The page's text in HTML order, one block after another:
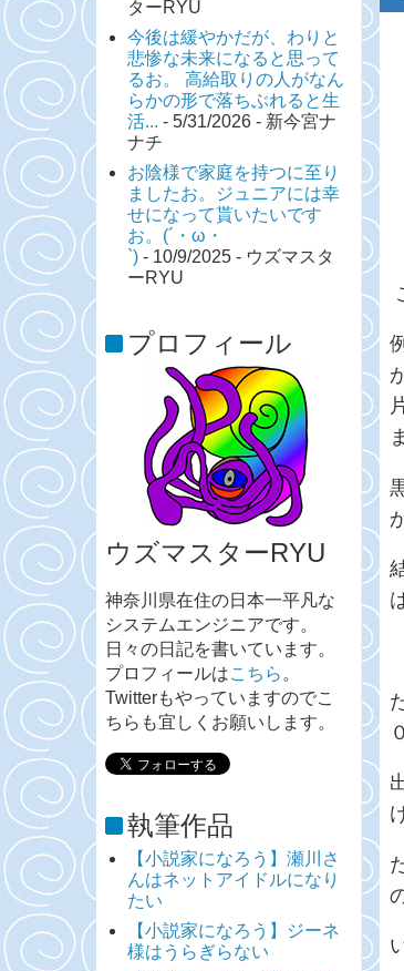
ターRYU
今後は緩やかだが、わりと
悲惨な未来になると思って
るお。 高給取りの人がなん
らかの形で落ちぶれると生
活... - 5/31/2026 - 新今宮ナ
ナチ
お陰様で家庭を持つに至り
ましたお。ジュニアには幸
せになって貰いたいです
お。(´・ω・
`) - 10/9/2025 - ウズマスタ
ーRYU
プロフィール
ウズマスターRYU
神奈川県在住の日本一平凡な
システムエンジニアです。
日々の日記を書いています。
プロフィールはこちら 。
Twitterもやっていますのでこ
ちらも宜しくお願いします。
執筆作品
【小説家になろう】瀬川さ
んはネットアイドルになり
たい
【小説家になろう】ジーネ
様はうらぎらない